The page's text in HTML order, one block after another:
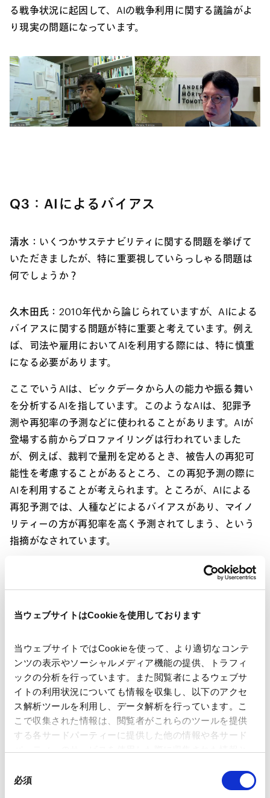
当ウェブサイトはCookieを使用しております
当ウェブサイトではCookieを使って、より適切なコンテ
ンツの表示やソーシャルメディア機能の提供、トラフィ
ックの分析を行っています。また閲覧者によるウェブサ
イトの利用状況についても情報を収集し、以下のアクセ
ス解析ツールを利用し、データ解析を行っています。こ
こで収集された情報は、閲覧者がこれらのツールを提供
する各サードパーティーに提供した他の情報や各サード
ことがあります。
必須
る戦争状況に起因して、AIの戦争利用に関する議論がよ
り現実の問題になっています。
Q3：AIによるバイアス
清水： いくつかサステナビリティに関する問題を挙げて
いただきましたが、特に重要視していらっしゃる問題は
何でしょうか？
久木田氏： 2010年代から論じられていますが、AIによる
バイアスに関する問題が特に重要と考えています。例え
ば、司法や雇用においてAIを利用する際には、特に慎重
になる必要があります。
ここでいうAIは、ビックデータから人の能力や振る舞い
を分析するAIを指しています。このようなAIは、犯罪予
測や再犯率の予測などに使われることがあります。AIが
登場する前からプロファイリングは行われていました
が、例えば、裁判で量刑を定めるとき、被告人の再犯可
能性を考慮することがあるところ、この再犯予測の際に
AIを利用することが考えられます。ところが、AIによる
再犯予測では、人種などによるバイアスがあり、マイノ
リティーの方が再犯率を高く予測されてしまう、という
指摘がなされています。
また、犯罪が起こる可能性のある場所をAIで予測するこ
とも考えられます。例えば、過去、この時期のこの時間
発生する可能性が高い場所をAIで予測し、警察などの人
有色人種が多く住む地域については、警察自体が人種に
関して偏見を持っていて、特に厳重に警戒し、重点的に
パトロールをすることがあります。他方で、富裕層が住
む地域では、取締りは緩いです。確かに、貧困層やマイ
ノリティーが住んでいる地域では麻薬や未成年の飲酒な
どが発見されやすいのかもしれませんが、AIの出した予
測によってますます偏見がひどくなり、AIの予測をもと
にパトロールをした結果として犯罪行為が見つかった場
合には、「予言の自己成就」のようになってしまいま